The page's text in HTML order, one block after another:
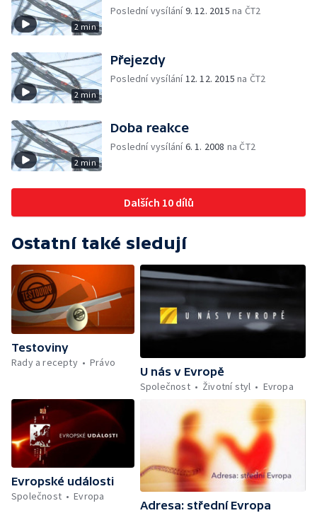
2 min
Poslední vysílání9. 12. 2015 na ČT2
2 min
Přejezdy
Poslední vysílání12. 12. 2015 na ČT2
2 min
Doba reakce
Poslední vysílání6. 1. 2008 na ČT2
Dalších 10 dílů
Ostatní také sledují
Testoviny
Rady a recepty
Právo
U nás v Evropě
Společnost
Životní styl Evropa
Evropské události
Společnost
Evropa
Adresa: střední Evropa